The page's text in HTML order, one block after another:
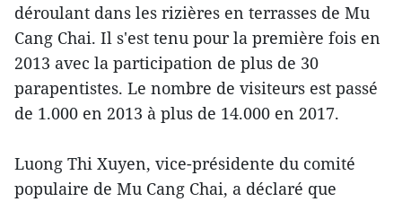
déroulant dans les rizières en terrasses de Mu
Cang Chai. Il s'est tenu pour la première fois en
2013 avec la participation de plus de 30
parapentistes. Le nombre de visiteurs est passé
de 1.000 en 2013 à plus de 14.000 en 2017.
Luong Thi Xuyen, vice-présidente du comité
populaire de Mu Cang Chai, a déclaré que